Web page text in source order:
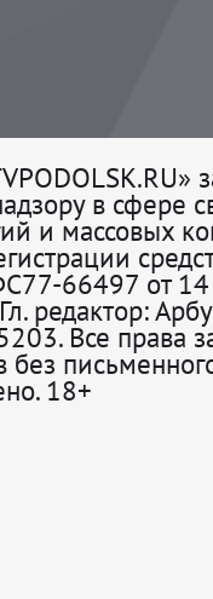
в сфере
и массовых
66497 от 14
редактор:
Все права
18+